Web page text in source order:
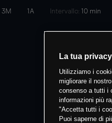
3M 1A Intervallo: 10 min
La tua
Utilizziamo i
migliorare il
consenso a tutti i
informazioni più
"Accetta tutti i
Puoi saperne di